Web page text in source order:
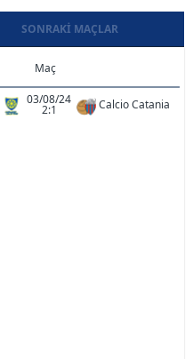
SONRAKI MAÇLAR
Maç
03/08/24
2:1 Calcio Catania